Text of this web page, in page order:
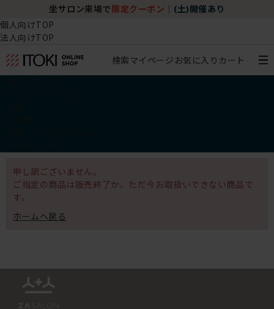
坐サロン来場で 限定クーポン (土)開催あり
個人向けTOP
法人向けTOP
検索マイページ お気に入り カート
申し訳ございません。
ご指定の商品は販売終了か、ただ今お取扱いできない商品で
す。
ホームへ戻る